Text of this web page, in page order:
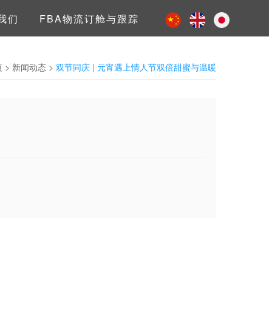
们 FBA物流订舱与跟踪
> 新闻动态 > 双节同庆 | 元宵遇上情人节双倍甜蜜与温暖